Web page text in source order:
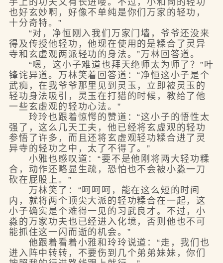
手上的功夫又有长进喽。不过，小和尚的轻功
也好玄妙啊，好像不单纯是你们万家的轻功，
十分奇特。”
“对，净恒刚入我们万家门墙，爷爷还没来
得及传授他轻功，他现在使用的是糅合了灵异
寺和玄虚观两派轻功的身法。”万林回答道。
“嗯，这小子难道也拜天绝师太为师了？”叶
锋诧异道。万林笑着回答道：“净恒这小子是个
武痴，在我爷爷那里见到灵玉，立即被灵玉的
轻功身法吸引，灵玉在打猎的时候，教给了他
一些玄虚观的轻功心法。”
玲玲也跟着惊愕的赞道：“这小子的悟性太
强了，这么几天工夫，他已经将玄虚观的轻功
参悟了许多，而且还将玄虚观轻功糅合进了灵
异寺的轻功之中，太了不得了。”
小雅也感叹道：“要不是他刚将两大轻功糅
合，动作还略显生疏，恐怕也不会被小淼一刀
砍在屁股上。”
万林笑了：“呵呵呵，能在这么短的时间
内，就将两个顶尖大派的轻功糅合在一起，这
小子确实是个难得一见的习武良才。不过，小
淼的万家功夫也已经进入化境，否则他也不可
能抓住这一闪而逝的机会。”
他跟着看着小雅和玲玲说道：“走，我们也
进入阵中转转，不要伤到几个弟弟妹妹，你们